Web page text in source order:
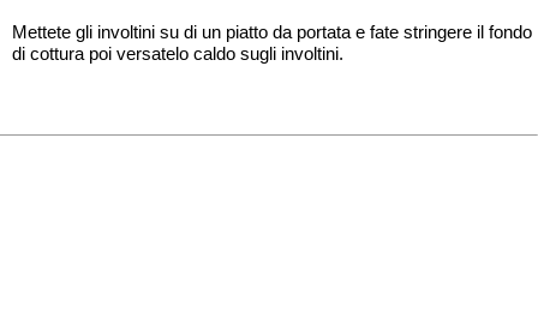
Mettete gli involtini su di un piatto da portata e fate stringere il fondo
di cottura poi versatelo caldo sugli involtini.